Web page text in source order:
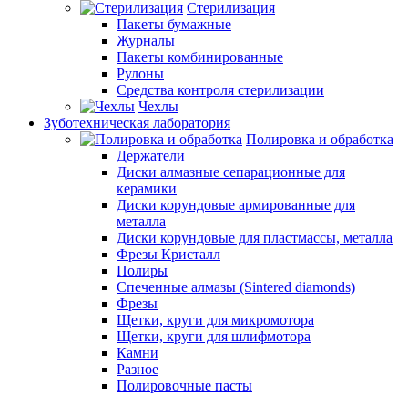
Стерилизация
Пакеты бумажные
Журналы
Пакеты комбинированные
Рулоны
Средства контроля стерилизации
Чехлы
Зуботехническая лаборатория
Полировка и обработка
Держатели
Диски алмазные сепарационные для
керамики
Диски корундовые армированные для
металла
Диски корундовые для пластмассы, металла
Фрезы Кристалл
Полиры
Спеченные алмазы (Sintered diamonds)
Фрезы
Щетки, круги для микромотора
Щетки, круги для шлифмотора
Камни
Разное
Полировочные пасты